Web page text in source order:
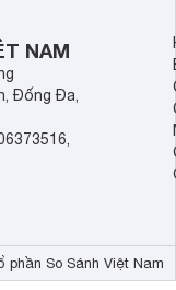
NAM
Đống Đa,
So Sánh Việt Nam